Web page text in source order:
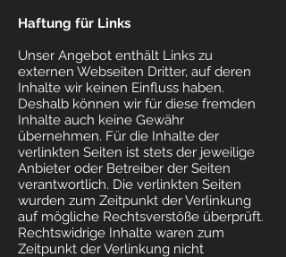
Haftung für Links
Unser Angebot enthält Links zu
externen Webseiten Dritter, auf deren
Inhalte wir keinen Einfluss haben.
Deshalb können wir für diese fremden
Inhalte auch keine Gewähr
übernehmen. Für die Inhalte der
verlinkten Seiten ist stets der jeweilige
Anbieter oder Betreiber der Seiten
verantwortlich. Die verlinkten Seiten
wurden zum Zeitpunkt der Verlinkung
auf mögliche Rechtsverstöße überprüft.
Rechtswidrige Inhalte waren zum
Zeitpunkt der Verlinkung nicht